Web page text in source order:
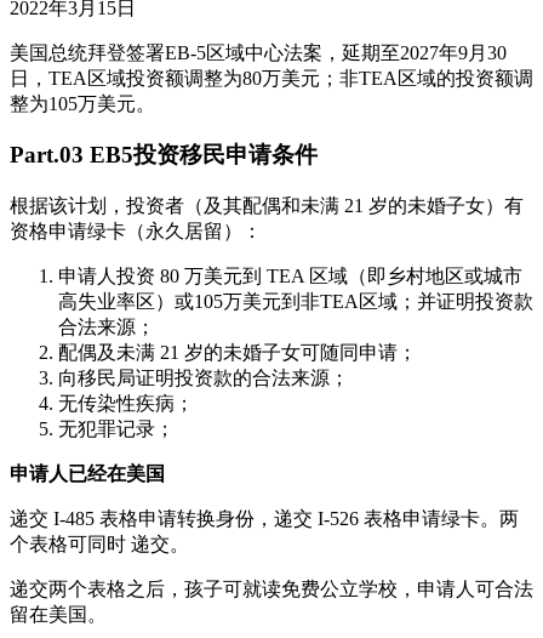
2022年3月15日
美国总统拜登签署EB-5区域中心法案，延期至2027年9月30
日，TEA区域投资额调整为80万美元；非TEA区域的投资额调
整为105万美元。
Part.03 EB5投资移民申请条件
根据该计划，投资者（及其配偶和未满 21 岁的未婚子女）有
资格申请绿卡（永久居留）：
申请人投资 80 万美元到 TEA 区域（即乡村地区或城市
高失业率区）或105万美元到非TEA区域；并证明投资款
合法来源；
配偶及未满 21 岁的未婚子女可随同申请；
向移民局证明投资款的合法来源；
无传染性疾病；
无犯罪记录；
申请人已经在美国
递交 I-485 表格申请转换身份，递交 I-526 表格申请绿卡。两
个表格可同时 递交。
递交两个表格之后，孩子可就读免费公立学校，申请人可合法
留在美国。